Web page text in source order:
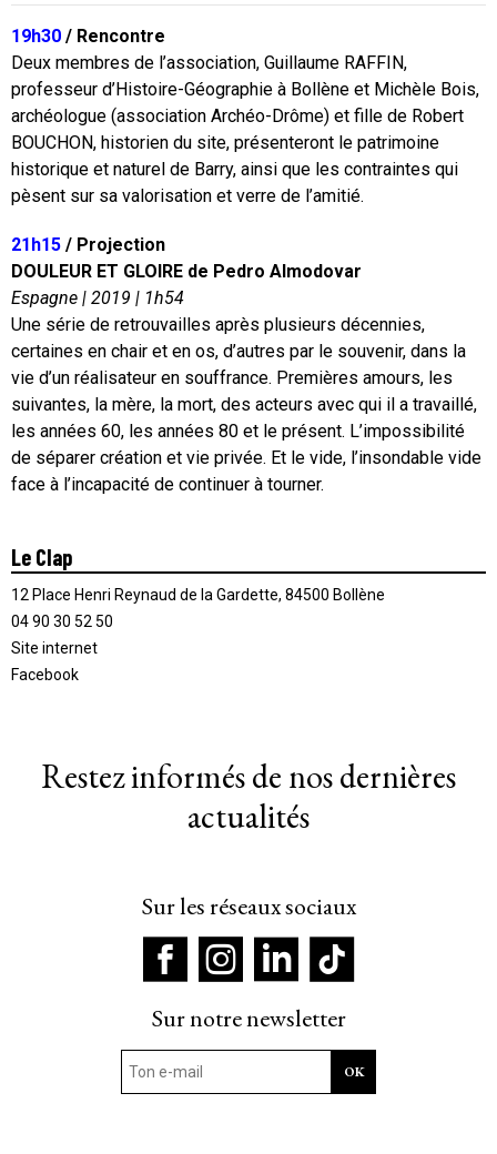
19h30 / Rencontre
Deux membres de l’association, Guillaume RAFFIN,
professeur d’Histoire-Géographie à Bollène et Michèle Bois,
archéologue (association Archéo-Drôme) et fille de Robert
BOUCHON, historien du site, présenteront le patrimoine
historique et naturel de Barry, ainsi que les contraintes qui
pèsent sur sa valorisation et verre de l’amitié.
21h15 / Projection
DOULEUR ET GLOIRE de Pedro Almodovar
Espagne | 2019 | 1h54
Une série de retrouvailles après plusieurs décennies,
certaines en chair et en os, d’autres par le souvenir, dans la
vie d’un réalisateur en souffrance. Premières amours, les
suivantes, la mère, la mort, des acteurs avec qui il a travaillé,
les années 60, les années 80 et le présent. L’impossibilité
de séparer création et vie privée. Et le vide, l’insondable vide
face à l’incapacité de continuer à tourner.
Le Clap
12 Place Henri Reynaud de la Gardette, 84500 Bollène
04 90 30 52 50
Site internet
Facebook
Restez informés de nos dernières
actualités
Sur les réseaux sociaux
Sur notre newsletter